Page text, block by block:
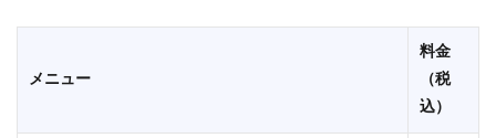
メニュー
料金
（税
込）